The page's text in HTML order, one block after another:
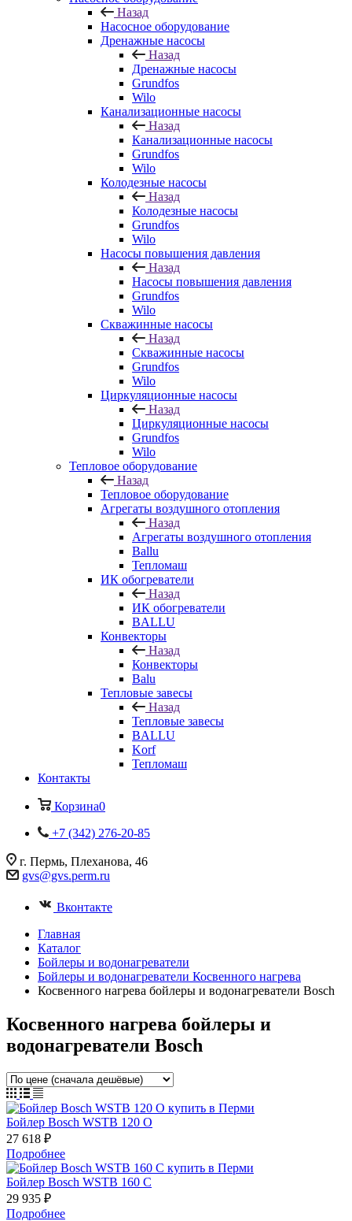
Назад
Насосное оборудование
Дренажные насосы
Назад
Дренажные насосы
Grundfos
Wilo
Канализационные насосы
Назад
Канализационные насосы
Grundfos
Wilo
Колодезные насосы
Назад
Колодезные насосы
Grundfos
Wilo
Насосы повышения давления
Назад
Насосы повышения давления
Grundfos
Wilo
Скважинные насосы
Назад
Скважинные насосы
Grundfos
Wilo
Циркуляционные насосы
Назад
Циркуляционные насосы
Grundfos
Wilo
Тепловое оборудование
Назад
Тепловое оборудование
Агрегаты воздушного отопления
Назад
Агрегаты воздушного отопления
Ballu
Тепломаш
ИК обогреватели
Назад
ИК обогреватели
BALLU
Конвекторы
Назад
Конвекторы
Balu
Тепловые завесы
Назад
Тепловые завесы
BALLU
Korf
Тепломаш
Контакты
Корзина0
+7 (342) 276-20-85
г. Пермь, Плеханова, 46
gvs@gvs.perm.ru
Вконтакте
Главная
Каталог
Бойлеры и водонагреватели
Бойлеры и водонагреватели Косвенного нагрева
Косвенного нагрева бойлеры и водонагреватели Bosch
Косвенного нагрева бойлеры и
водонагреватели Bosch
Бойлер Bosch WSTB 120 О
27 618 ₽
Подробнее
Бойлер Bosch WSTB 160 С
29 935 ₽
Подробнее